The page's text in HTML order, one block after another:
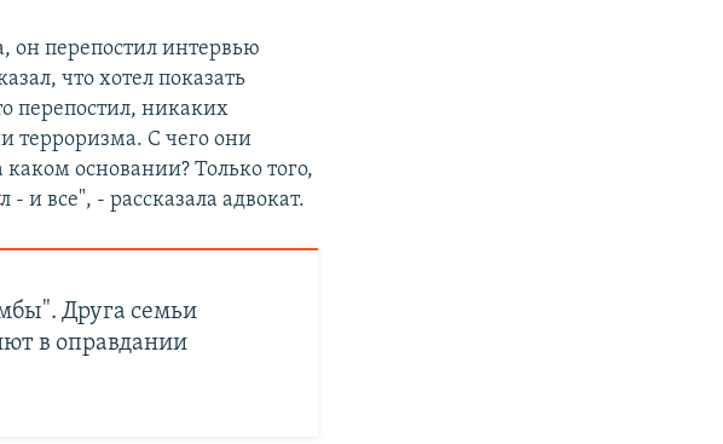
он перепостил интервью
что хотел показать
перепостил, никаких
терроризма. С чего они
основании? Только того,
и все", - рассказала адвокат.
Друга семьи
в оправдании